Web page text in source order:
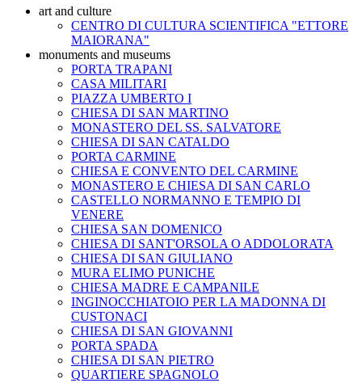
art and culture
CENTRO DI CULTURA SCIENTIFICA "ETTORE
MAIORANA"
monuments and museums
PORTA TRAPANI
CASA MILITARI
PIAZZA UMBERTO I
CHIESA DI SAN MARTINO
MONASTERO DEL SS. SALVATORE
CHIESA DI SAN CATALDO
PORTA CARMINE
CHIESA E CONVENTO DEL CARMINE
MONASTERO E CHIESA DI SAN CARLO
CASTELLO NORMANNO E TEMPIO DI
VENERE
CHIESA SAN DOMENICO
CHIESA DI SANT'ORSOLA O ADDOLORATA
CHIESA DI SAN GIULIANO
MURA ELIMO PUNICHE
CHIESA MADRE E CAMPANILE
INGINOCCHIATOIO PER LA MADONNA DI
CUSTONACI
CHIESA DI SAN GIOVANNI
PORTA SPADA
CHIESA DI SAN PIETRO
QUARTIERE SPAGNOLO